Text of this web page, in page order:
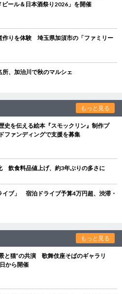
ビール＆日本酒祭り2026」を開催
作りを体験 埼玉県加須市の「ファミリー
、加治川で秋のマルシェ
もっと見る
史を伝える絵本『スモックリン』制作プ
ファンディングで支援を募集
飲食料品値上げ、約3年ぶりの多さに
イブ」 宿泊ドライブ予算4万円超、渋滞・
もっと見る
と猫”の共演 歌舞伎座そばのギャラリ
から開催